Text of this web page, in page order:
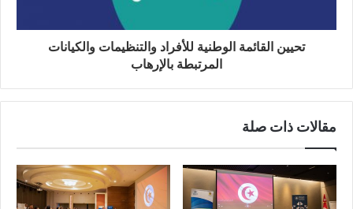
تحيين القائمة الوطنية للأفراد والتنظيمات والكيانات
المرتبطة بالإرهاب
مقالات ذات صلة